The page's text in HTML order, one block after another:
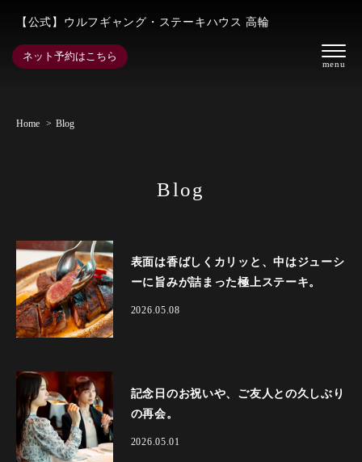
【公式】ウルフギャング・ステーキハウス 高輪
ネット予約はこちら
Home Blog
Blog
表面は香ばしくカリッと、中はジューシ
ーに旨みが詰まった極上ステーキ。
2026.05.08
記念日のお祝いや、ご友人との久しぶり
の再会。
2026.05.01